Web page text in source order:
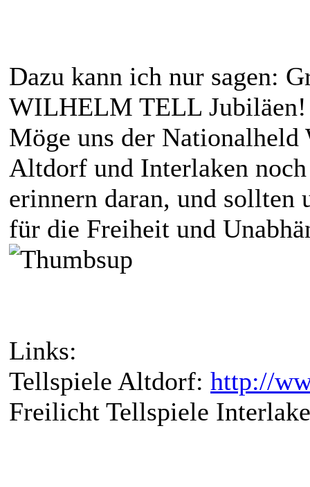
Dazu kann ich nur sagen:
WILHELM TELL
Möge uns der
Altdorf und Interlaken
erinnern daran, und
für die Freiheit und
Links:
Tellspiele Altdorf: http://
Freilicht Tellspiele